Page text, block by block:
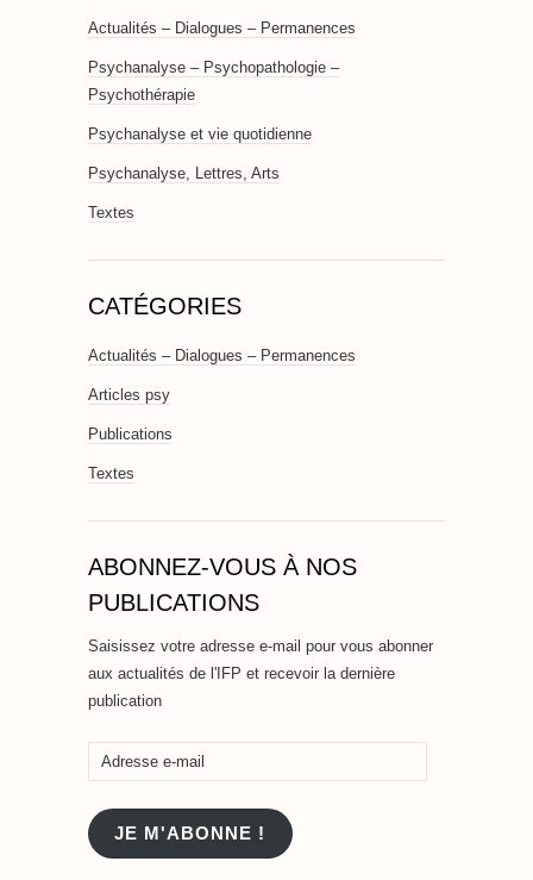
Actualités – Dialogues – Permanences
Psychanalyse – Psychopathologie –
Psychothérapie
Psychanalyse et vie quotidienne
Psychanalyse, Lettres, Arts
Textes
CATÉGORIES
Actualités – Dialogues – Permanences
Articles psy
Publications
Textes
ABONNEZ-VOUS À NOS
PUBLICATIONS
Saisissez votre adresse e-mail pour vous abonner
aux actualités de l'IFP et recevoir la dernière
publication
Adresse
e-
mail
JE M'ABONNE !